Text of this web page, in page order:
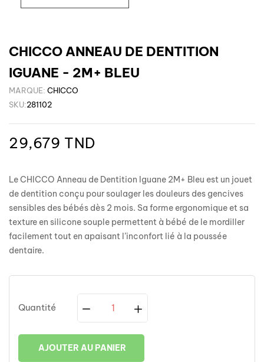
CHICCO ANNEAU DE DENTITION
IGUANE - 2M+ BLEU
MARQUE: CHICCO
SKU:281102
29,679 TND
Le CHICCO Anneau de Dentition Iguane 2M+ Bleu est un jouet
de dentition conçu pour soulager les douleurs des gencives
sensibles des bébés dès 2 mois. Sa forme ergonomique et sa
texture en silicone souple permettent à bébé de le mordiller
facilement tout en apaisant l’inconfort lié à la poussée
dentaire.
Quantité
AJOUTER AU PANIER